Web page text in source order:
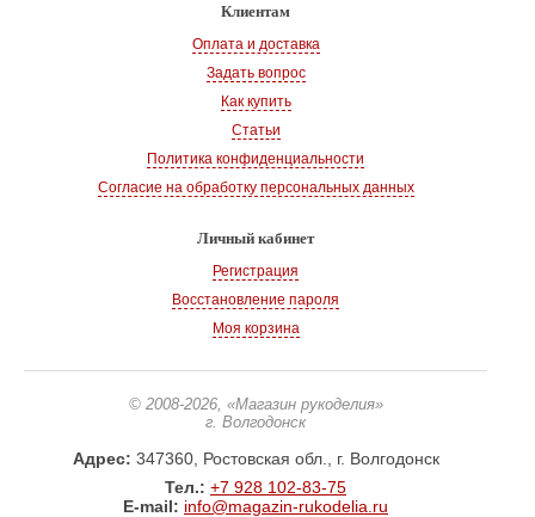
Клиентам
Оплата и доставка
Задать вопрос
Как купить
Статьи
Политика конфиденциальности
Согласие на обработку персональных данных
Личный кабинет
Регистрация
Восстановление пароля
Моя корзина
© 2008-2026, «Магазин рукоделия»
г. Волгодонск
Адрес: 347360, Ростовская обл., г. Волгодонск
Тел.: +7 928 102-83-75
E-mail: info@magazin-rukodelia.ru